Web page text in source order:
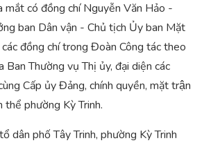
mắt có đồng chí Nguyễn Văn Hảo -
ban Dân vận - Chủ tịch Ủy ban Mặt
đồng chí trong Đoàn Công tác theo
Thường vụ Thị ủy, đại diện các
Cấp ủy Đảng, chính quyền, mặt trận
thể phường Kỳ Trinh.
dân phố Tây Trinh, phường Kỳ Trinh